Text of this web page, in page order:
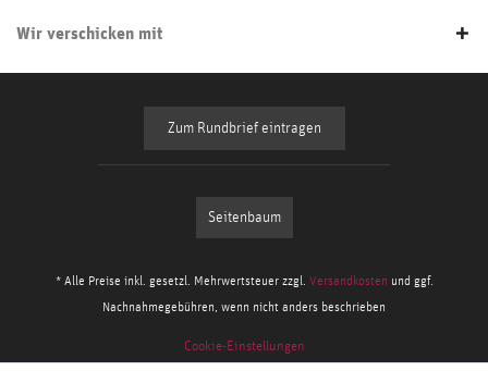
Wir verschicken mit
Zum Rundbrief eintragen
Seitenbaum
* Alle Preise inkl. gesetzl. Mehrwertsteuer zzgl. Versandkosten und ggf.
Nachnahmegebühren, wenn nicht anders beschrieben
Cookie-Einstellungen